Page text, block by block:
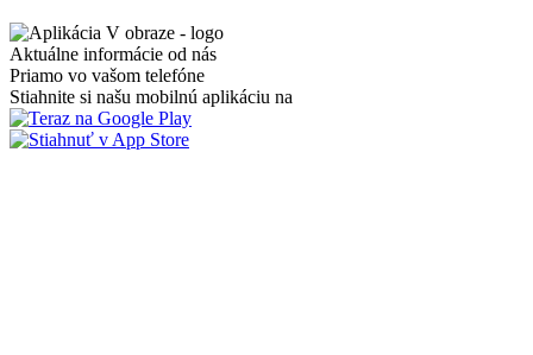
Aktuálne informácie od nás
Priamo vo vašom telefóne
Stiahnite si našu mobilnú aplikáciu na